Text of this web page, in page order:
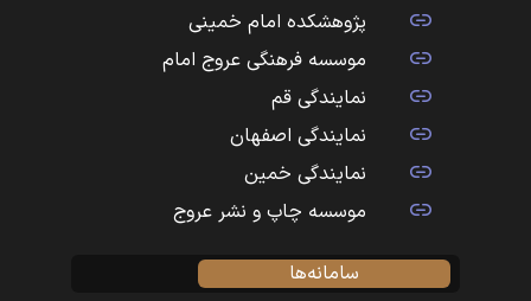
پژوهشکده امام خمینی
موسسه فرهنگی عروج امام
نمایندگی قم
نمایندگی اصفهان
نمایندگی خمین
موسسه چاپ و نشر عروج
سامانه‌ها